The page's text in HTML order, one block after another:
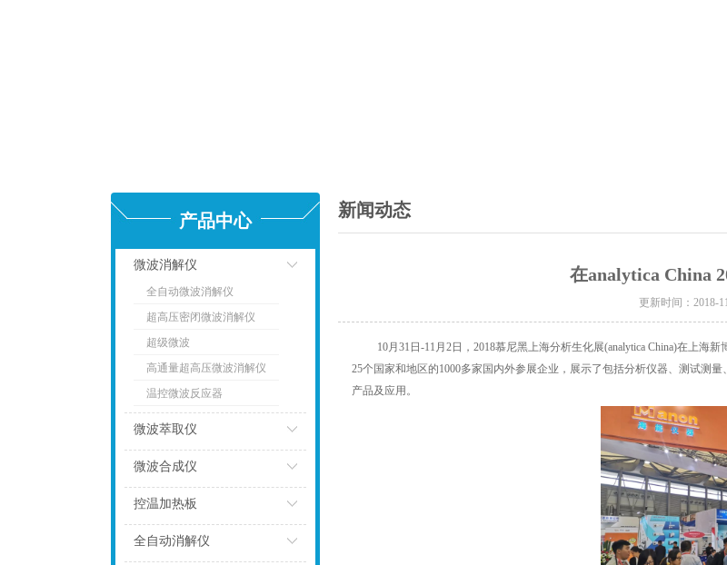
产品中心
微波消解仪
全自动微波消解仪
超高压密闭微波消解仪
超级微波
高通量超高压微波消解仪
温控微波反应器
微波萃取仪
微波合成仪
控温加热板
全自动消解仪
新闻动态
在analytica China
更新时间：2018-
10月31日-11月2日，2018慕尼黑上海分析生化展(analytica China)在上海
25个国家和地区的1000多家国内外参展企业，展示了包括分析仪器、测试测
产品及应用。